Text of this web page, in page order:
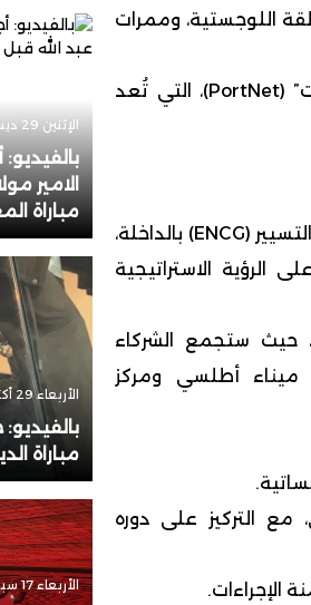
اللوجستية، وممرات
إبراز القيمة المضافة للمنصة الوطنية “بورتنيت” (PortNet)، التي تُعد
تنظم هذه التظاهرة بالمدرسة الوطنية للتجارة والتسيير (ENCG) بالداخلة،
الاستراتيجية
حيث ستجمع الشركاء
ميناء أطلسي ومركز
التركيز على دوره
الإثنين 29 ديسمبر 2025 - 17:51
الامير
مباراة
الأربعاء 29 أكتوبر 2025 - 18:51
مباراة
الأربعاء 17 سبتمبر 2025 - 21:44